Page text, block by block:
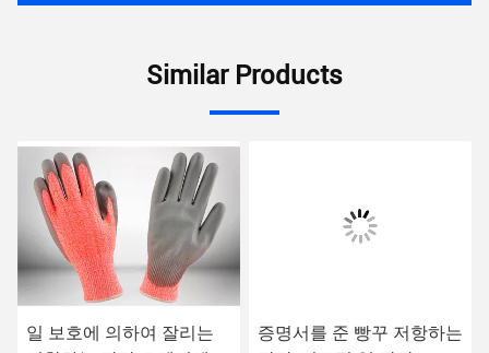
Similar Products
일 보호에 의하여 잘리는
증명서를 준 빵꾸 저항하는